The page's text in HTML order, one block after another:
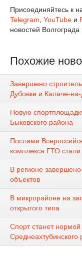
Присоединяйтесь к
Telegram YouTube и
новостей Волгограда
Похожие
Завершено
Дубовке и Калаче-
Новую
Быковского района
Послами
комплекса ГТО стали
В регионе завершено
объектов
В микрорайоне на
открытого типа
Спорт станет
Среднеахтубинского